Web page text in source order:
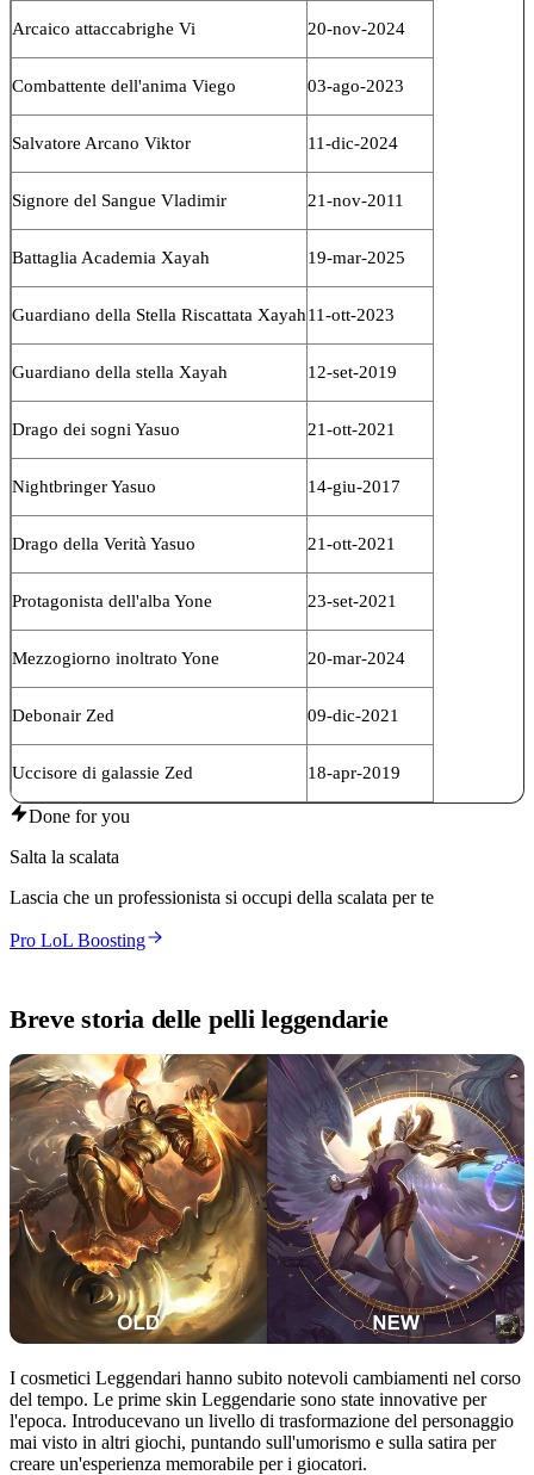
Arcaico attaccabrighe Vi 20-nov-2024
Combattente dell'anima Viego 03-ago-2023
Salvatore Arcano Viktor 11-dic-2024
Signore del Sangue Vladimir 21-nov-2011
Battaglia Academia Xayah 19-mar-2025
Guardiano della Stella Riscattata Xayah11-ott-2023
Guardiano della stella Xayah 12-set-2019
Drago dei sogni Yasuo 21-ott-2021
Nightbringer Yasuo 14-giu-2017
Drago della Verità Yasuo 21-ott-2021
Protagonista dell'alba Yone 23-set-2021
Mezzogiorno inoltrato Yone 20-mar-2024
Debonair Zed 09-dic-2021
Uccisore di galassie Zed 18-apr-2019
Done for you
Salta la scalata
Lascia che un professionista si occupi della scalata per te
Pro LoL Boosting
Breve storia delle pelli leggendarie
I cosmetici Leggendari hanno subito notevoli cambiamenti nel corso
del tempo. Le prime skin Leggendarie sono state innovative per
l'epoca. Introducevano un livello di trasformazione del personaggio
mai visto in altri giochi, puntando sull'umorismo e sulla satira per
creare un'esperienza memorabile per i giocatori.